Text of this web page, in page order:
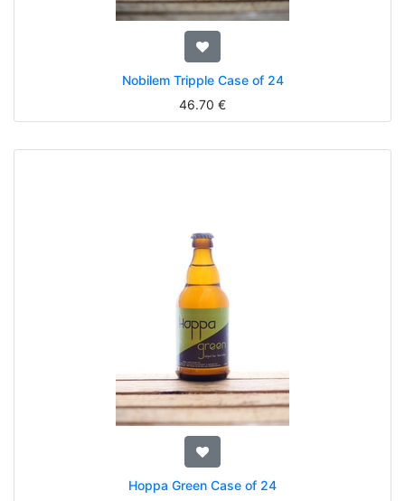
Nobilem Tripple Case of 24
46.70 €
Hoppa Green Case of 24